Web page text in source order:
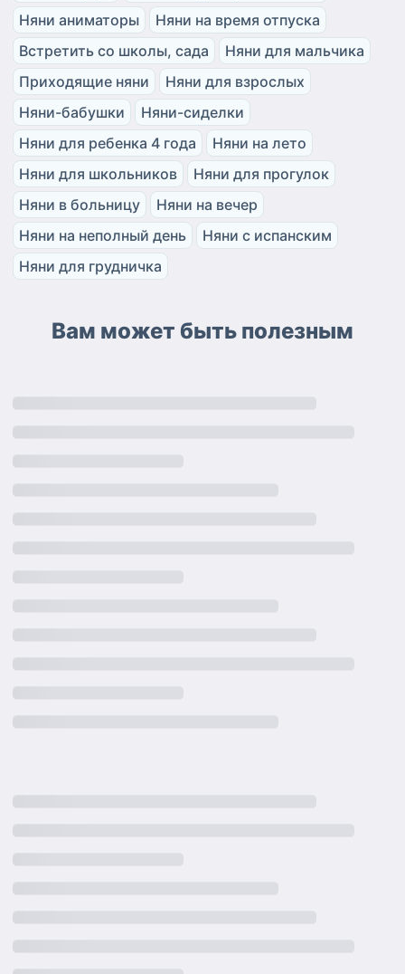
Няни аниматоры
Няни на время отпуска
Встретить со школы, сада
Няни для мальчика
Приходящие няни
Няни для взрослых
Няни-бабушки
Няни-сиделки
Няни для ребенка 4 года
Няни на лето
Няни для школьников
Няни для прогулок
Няни в больницу
Няни на вечер
Няни на неполный день
Няни с испанским
Няни для грудничка
Вам может быть полезным